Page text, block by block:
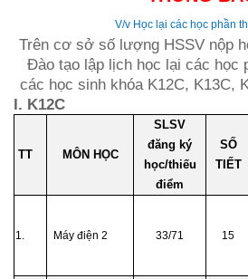
V/v Học lại các học phần
Trên cơ sở số lượng HSSV nộp
Đào tạo lập lịch học lại các học
các học sinh khóa K12C, K13C,
I. K12C
TT MÔN HỌC
SLSV
đăng ký
học/thiếu
điểm
SỐ
TIẾT
1. Máy điện 2 33/71 15